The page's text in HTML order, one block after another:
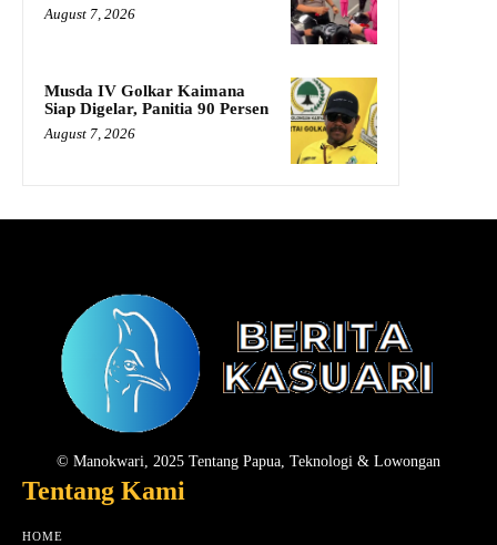
August 7, 2026
Musda IV Golkar Kaimana
Siap Digelar, Panitia 90 Persen
August 7, 2026
© Manokwari, 2025 Tentang Papua, Teknologi & Lowongan
Tentang Kami
HOME